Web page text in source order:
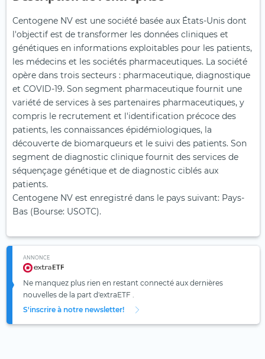
Centogene NV est une société basée aux États-Unis dont
l'objectif est de transformer les données cliniques et
génétiques en informations exploitables pour les patients,
les médecins et les sociétés pharmaceutiques. La société
opère dans trois secteurs : pharmaceutique, diagnostique
et COVID-19. Son segment pharmaceutique fournit une
variété de services à ses partenaires pharmaceutiques, y
compris le recrutement et l'identification précoce des
patients, les connaissances épidémiologiques, la
découverte de biomarqueurs et le suivi des patients. Son
segment de diagnostic clinique fournit des services de
séquençage génétique et de diagnostic ciblés aux
patients.
Centogene NV est enregistré dans le pays suivant: Pays-
Bas (Bourse: USOTC).
ANNONCE
Ne manquez plus rien en restant connecté aux dernières
nouvelles de la part d'extraETF .
S'inscrire à notre newsletter!